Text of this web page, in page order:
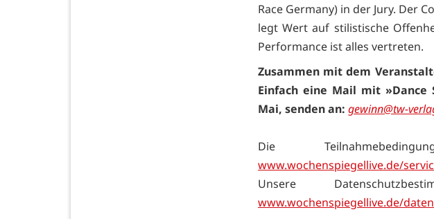
Race Germany) in der Jury. Der
legt Wert auf stilistische
Performance ist alles vertreten.
Zusammen mit dem
Einfach eine Mail mit
Mai, senden an: gewinn@tw-
Die
www.wochenspiegellive.de/
Unsere
www.wochenspiegellive.de/